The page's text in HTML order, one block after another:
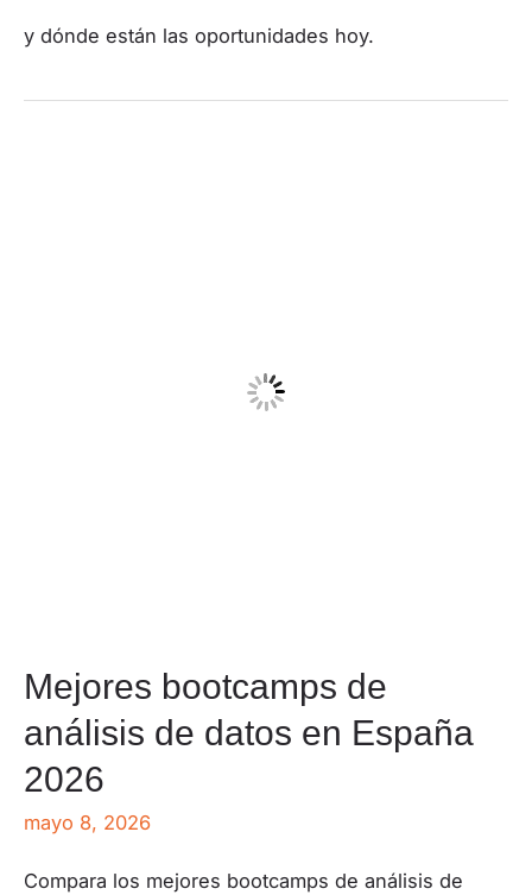
y dónde están las oportunidades hoy.
Mejores bootcamps de
análisis de datos en España
2026
mayo 8, 2026
Compara los mejores bootcamps de análisis de